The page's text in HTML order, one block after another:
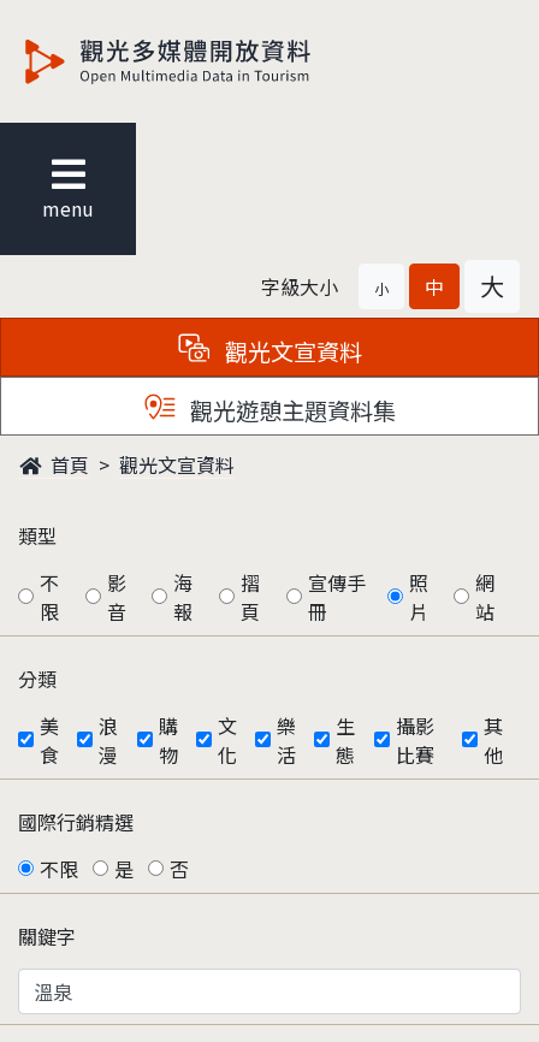
menu
字級大小 小 中 大
觀光文宣資料
觀光遊憩主題資料集
首頁 觀光文宣資料
類型
不
限
影
音
海
報
摺
頁
宣傳手
冊
照
片
網
站
分類
美
食
浪
漫
購
物
文
化
樂
活
生
態
攝影
比賽
其
他
國際行銷精選
不限
是 否
關鍵字